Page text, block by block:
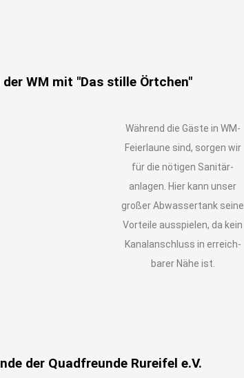
WM mit "Das stille Örtchen"
Während die Gäste in WM-
Feierlaune sind, sorgen wir
für die nötigen Sanitär-
anlagen. Hier kann unser
großer Abwassertank seine
Vorteile ausspielen, da kein
Kanalanschluss in erreich-
barer Nähe ist.
der Quadfreunde Rureifel e.V.